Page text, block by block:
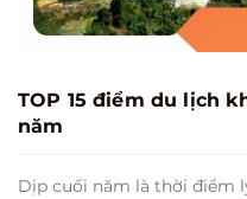
TOP 15 điểm du lịch
năm
Dịp cuối năm là thời điểm